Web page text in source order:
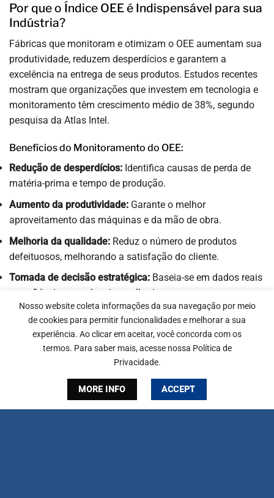
Por que o Índice OEE é Indispensável para sua
Indústria?
Fábricas que monitoram e otimizam o OEE aumentam sua
produtividade, reduzem desperdícios e garantem a
excelência na entrega de seus produtos. Estudos recentes
mostram que organizações que investem em tecnologia e
monitoramento têm crescimento médio de 38%, segundo
pesquisa da Atlas Intel.
Benefícios do Monitoramento do OEE:
Redução de desperdícios: Identifica causas de perda de
matéria-prima e tempo de produção.
Aumento da produtividade: Garante o melhor
aproveitamento das máquinas e da mão de obra.
Melhoria da qualidade: Reduz o número de produtos
defeituosos, melhorando a satisfação do cliente.
Tomada de decisão estratégica: Baseia-se em dados reais
e confiáveis para planejar melhorias.
Como Calcular o OEE
A fórmula para calcular o índice OEE é:
OEE (%) = Disponibilidade x Performance x Qualidade
Nosso website coleta informações da sua navegação por meio
de cookies para permitir funcionalidades e melhorar a sua
experiência. Ao clicar em aceitar, você concorda com os
termos. Para saber mais, acesse nossa Política de
Privacidade.
MORE INFO ACCEPT